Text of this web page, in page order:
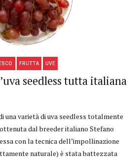
FRUTTA UVE
seedless tutta italiana
una varietà di uva seedless totalmente
dal breeder italiano Stefano
con la tecnica dell’impollinazione
naturale) è stata battezzata